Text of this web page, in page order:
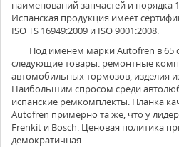
наименований запчастей и порядка
Испанская продукция имеет
ISO TS 16949:2009 и ISO 9001:2008.
Под именем марки Autofren в 65 странах мира можно найти
следующие товары: ремонтные
автомобильных тормозов, изделия
Наибольшим спросом среди
испанские ремкомплекты. Планка
Autofren примерно та же, что у
Frenkit и Bosch. Ценовая политика
демократичная.